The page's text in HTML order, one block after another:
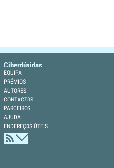
Ciberdúvidas
EQUIPA
PRÉMIOS
AUTORES
CONTACTOS
PARCEIROS
AJUDA
ENDEREÇOS ÚTEIS